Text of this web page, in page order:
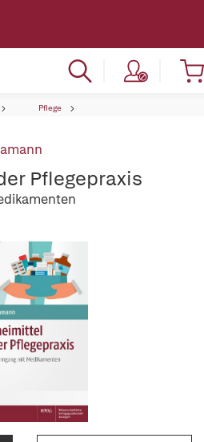
Pflege
Pflegepraxis